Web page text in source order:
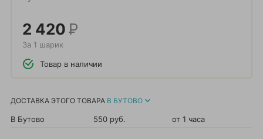
2 420Р
За 1 шарик
Товар в наличии
ДОСТАВКА ЭТОГО ТОВАРА В БУТОВО
В Бутово 550 руб. от 1 часа